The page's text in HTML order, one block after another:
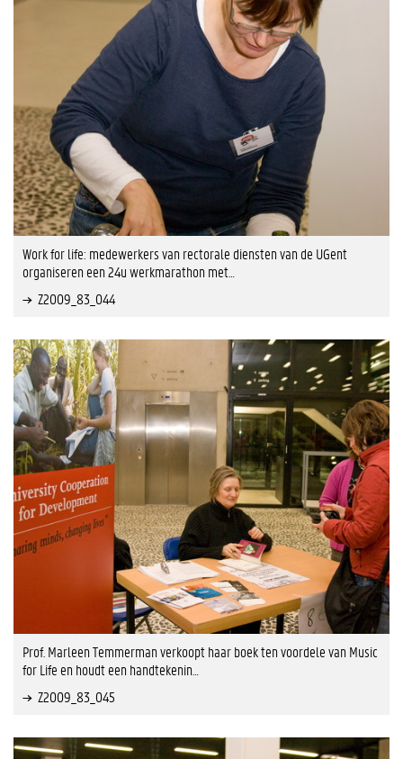
Work for life: medewerkers van rectorale diensten van de UGent
organiseren een 24u werkmarathon met…
Z2009_83_044
Prof. Marleen Temmerman verkoopt haar boek ten voordele van Music
for Life en houdt een handtekenin…
Z2009_83_045